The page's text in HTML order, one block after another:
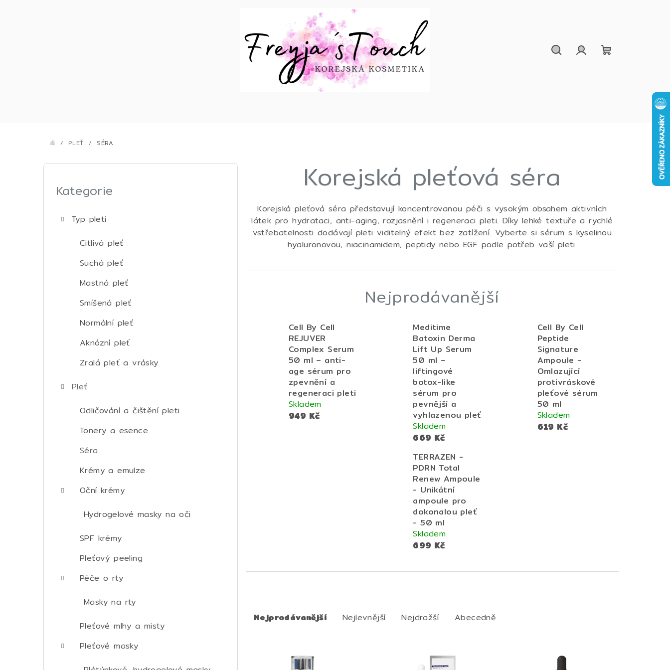
DOMŮ
/ PLEŤ / SÉRA
P
Přeskočit
kategorie
Kategorie
Typ pleti
Citlivá pleť
Suchá pleť
Mastná pleť
Smíšená pleť
Normální pleť
Aknózní pleť
Zralá pleť a vrásky
Pleť
Odličování a čištění pleti
Tonery a esence
Séra
Krémy a emulze
Oční krémy
Hydrogelové masky na oči
SPF krémy
Pleťový peeling
Péče o rty
Masky na rty
Pleťové mlhy a misty
Pleťové masky
Korejská pleťová séra
Korejská pleťová séra představují koncentrovanou péči s vysokým obsahem aktivních
látek pro hydrataci, anti-aging, rozjasnění i regeneraci pleti. Díky lehké textuře a rychlé
vstřebatelnosti dodávají pleti viditelný efekt bez zatížení. Vyberte si sérum s kyselinou
hyaluronovou, niacinamidem, peptidy nebo EGF podle potřeb vaší pleti.
Nejprodávanější
Cell By Cell
REJUVER
Complex Serum
50 ml – anti-
age sérum pro
zpevnění a
regeneraci pleti
Skladem
949 Kč
Meditime
Batoxin Derma
Lift Up Serum
50 ml –
liftingové
botox-like
sérum pro
pevnější a
vyhlazenou pleť
Skladem
669 Kč
Cell By Cell
Peptide
Signature
Ampoule -
Omlazující
protivráskové
pleťové sérum
50 ml
Skladem
619 Kč
TERRAZEN -
PDRN Total
Renew Ampoule
- Unikátní
ampoule pro
dokonalou pleť
- 50 ml
Skladem
699 Kč
aNejprodávanější Nejlevnější Nejdražší Abecedně